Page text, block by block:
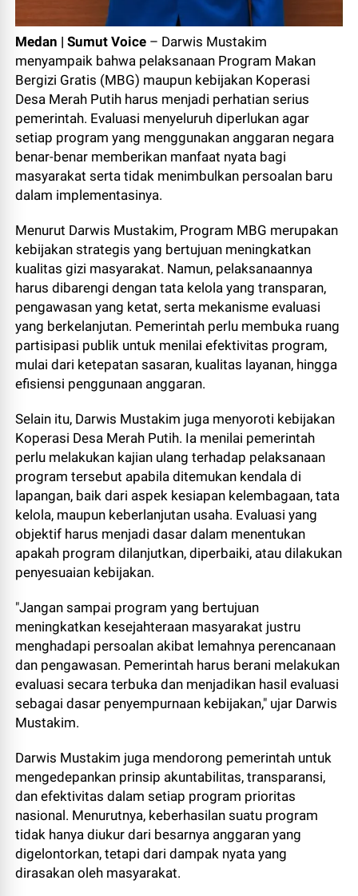
Medan | Sumut Voice – Darwis Mustakim
menyampaik bahwa pelaksanaan Program Makan
Bergizi Gratis (MBG) maupun kebijakan Koperasi
Desa Merah Putih harus menjadi perhatian serius
pemerintah. Evaluasi menyeluruh diperlukan agar
setiap program yang menggunakan anggaran negara
benar-benar memberikan manfaat nyata bagi
masyarakat serta tidak menimbulkan persoalan baru
dalam implementasinya.
Menurut Darwis Mustakim, Program MBG merupakan
kebijakan strategis yang bertujuan meningkatkan
kualitas gizi masyarakat. Namun, pelaksanaannya
harus dibarengi dengan tata kelola yang transparan,
pengawasan yang ketat, serta mekanisme evaluasi
yang berkelanjutan. Pemerintah perlu membuka ruang
partisipasi publik untuk menilai efektivitas program,
mulai dari ketepatan sasaran, kualitas layanan, hingga
efisiensi penggunaan anggaran.
Selain itu, Darwis Mustakim juga menyoroti kebijakan
Koperasi Desa Merah Putih. Ia menilai pemerintah
perlu melakukan kajian ulang terhadap pelaksanaan
program tersebut apabila ditemukan kendala di
lapangan, baik dari aspek kesiapan kelembagaan, tata
kelola, maupun keberlanjutan usaha. Evaluasi yang
objektif harus menjadi dasar dalam menentukan
apakah program dilanjutkan, diperbaiki, atau dilakukan
penyesuaian kebijakan.
"Jangan sampai program yang bertujuan
meningkatkan kesejahteraan masyarakat justru
menghadapi persoalan akibat lemahnya perencanaan
dan pengawasan. Pemerintah harus berani melakukan
evaluasi secara terbuka dan menjadikan hasil evaluasi
sebagai dasar penyempurnaan kebijakan," ujar Darwis
Mustakim.
Darwis Mustakim juga mendorong pemerintah untuk
mengedepankan prinsip akuntabilitas, transparansi,
dan efektivitas dalam setiap program prioritas
nasional. Menurutnya, keberhasilan suatu program
tidak hanya diukur dari besarnya anggaran yang
digelontorkan, tetapi dari dampak nyata yang
dirasakan oleh masyarakat.